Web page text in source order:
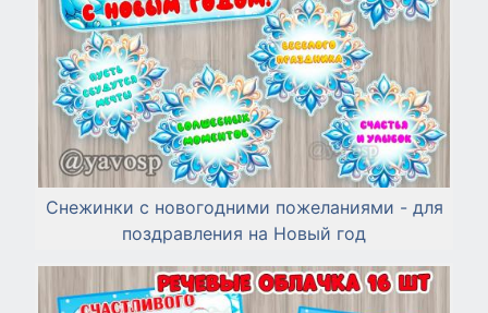
Снежинки с новогодними пожеланиями - для
поздравления на Новый год